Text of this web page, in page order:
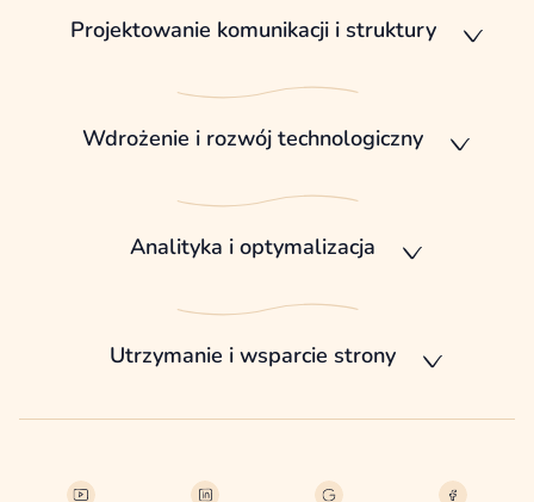
Projektowanie komunikacji i struktury
Wdrożenie i rozwój technologiczny
Analityka i optymalizacja
Utrzymanie i wsparcie strony